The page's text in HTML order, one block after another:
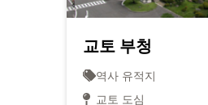
교토 부청
역사 유적지
교토 도심